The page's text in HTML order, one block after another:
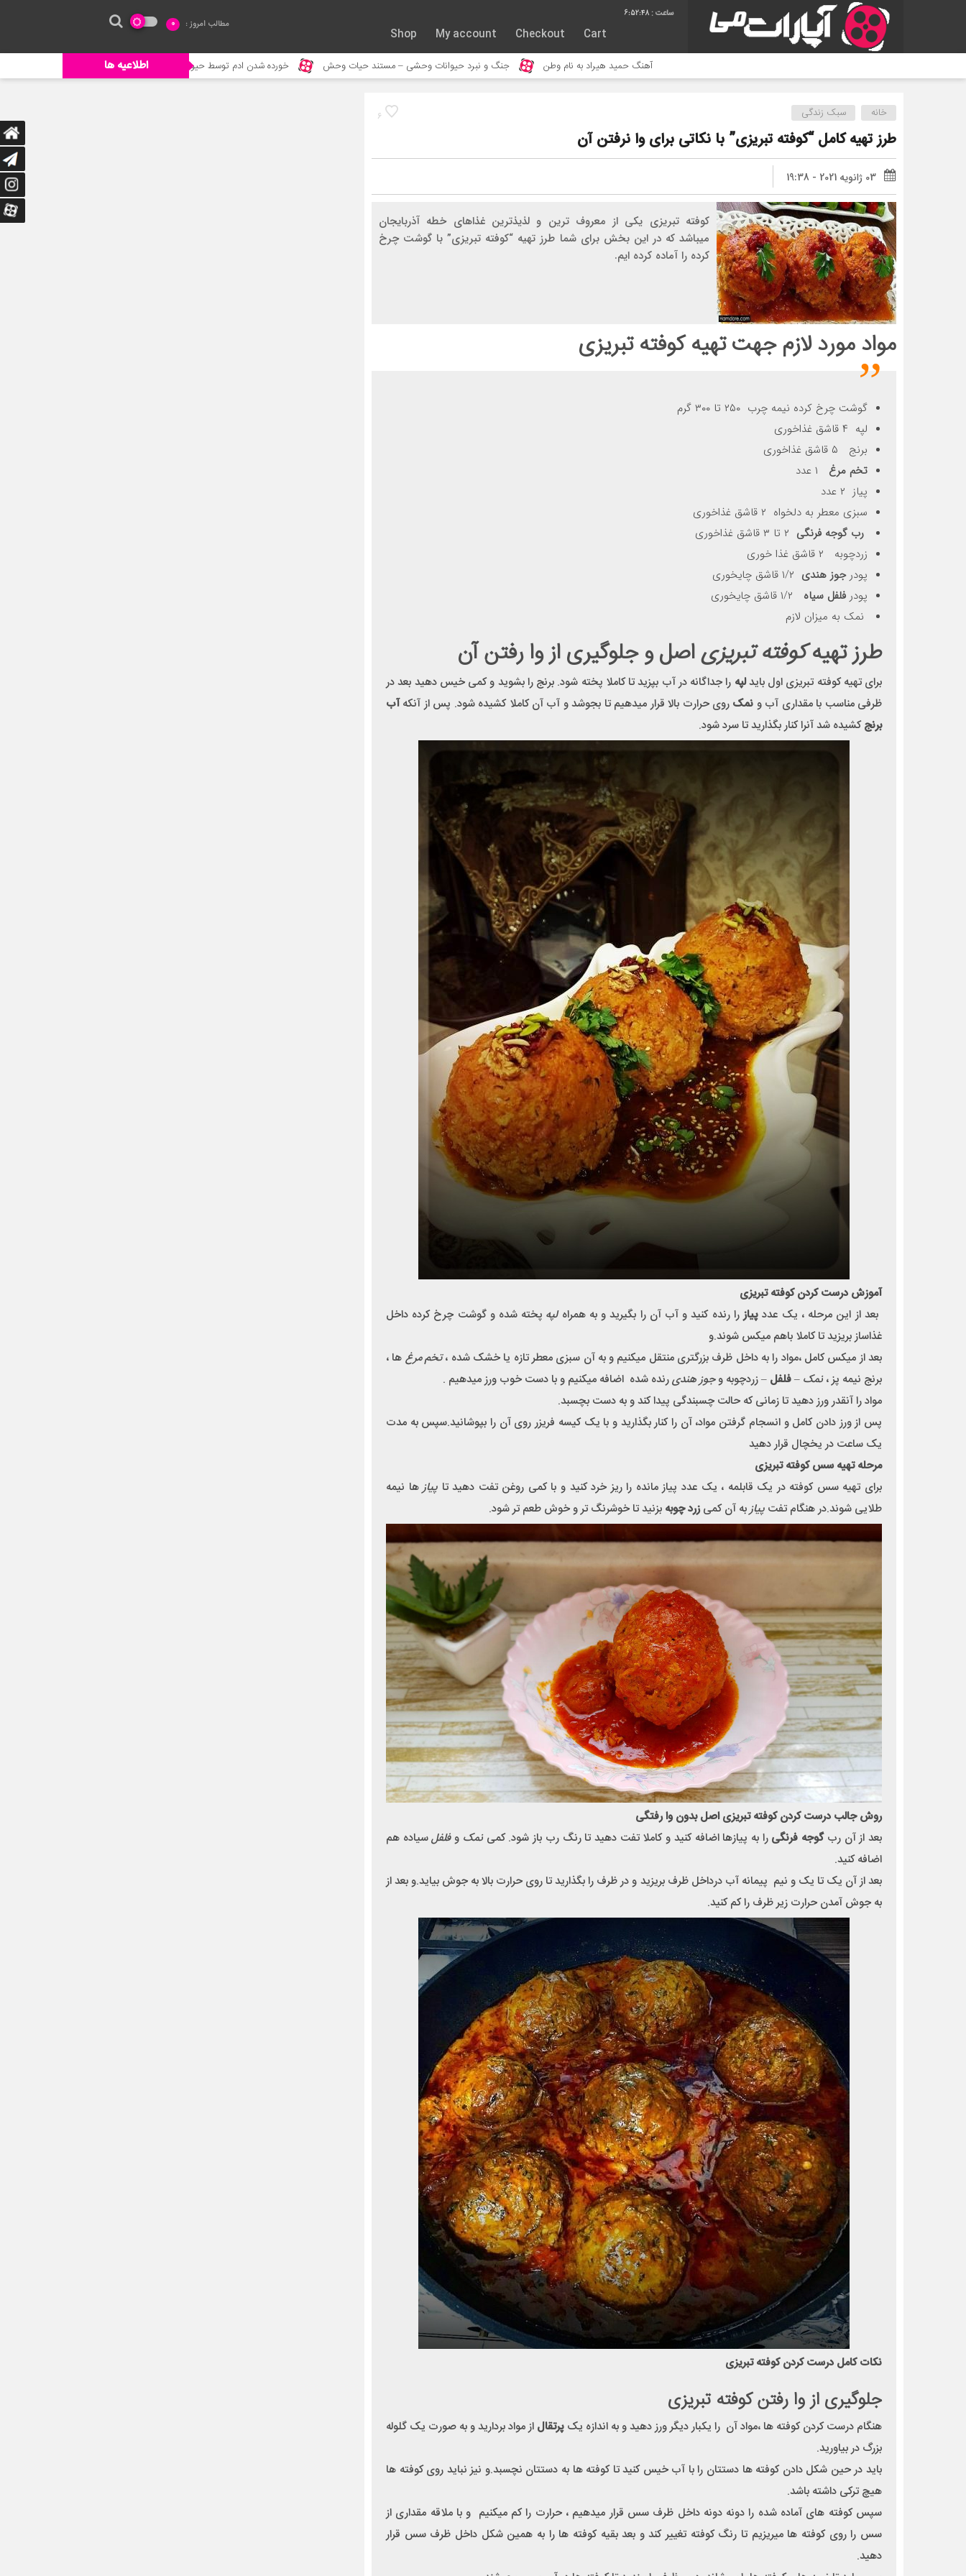
6:52:49
Cart
Checkout
My account
Shop
مطالب امروز : 0
اطلاعیه ها آهنگ حمید هیراد به نام وطن جنگ و نبرد حیوانات وحشی – مستند حیات وحش خورده شدن ادم توسط حیوانات وحشی جنگ حیوانات – حیات وحش جدید – حمله گورخر به
6 خانه سبک زندگی
طرز تهیه کامل “کوفته تبریزی” با نکاتی برای وا نرفتن آن
03 ژانویه 2021 - 19:38
کوفته تبریزی یکی از معروف ترین و لذیذترین غذاهای خطه آذربایجان
میباشد که در این بخش برای شما طرز تهیه “کوفته تبریزی” با گوشت چرخ
کرده را آماده کرده ایم.
مواد مورد لازم جهت تهیهکوفته تبریزی
گوشت چرخ کرده نیمه چرب ۲۵۰ تا ۳۰۰ گرم
لپه ۴ قاشق غذاخوری
برنج ۵ قاشق غذاخوری
تخم مرغ
پیاز ۲ عدد
سبزی معطر به دلخواه ۲ قاشق غذاخوری
رب گوجه فرنگی
زردچوبه ۲ قاشق غذا خوری
پودرجوز هندی
پودر فلفل سیاه
نمک به میزان لازم
طرز تهیهکوفته تبریزیاصل و جلوگیری از وا رفتن آن
برای تهیه کوفته تبریزی اول بایدلپه را جداگانه در آب بپزید تا کاملا پخته شود. برنج را بشوید و کمی خیس دهید بعد در
ظرفی مناسب با مقداری آب و نمک روی حرارت بالا قرار میدهیم تا بجوشد و آب آن کاملا کشیده شود. پس از آنکهآب
برنجکشیده شد آنرا کنار بگذارید تا سرد شود.
آموزش درست کردن کوفته تبریزی
بعد از این مرحله ، یک عدد پیازرا رنده کنید و آب آن را بگیرید و به همراهلپه پخته شده و گوشت چرخ کرده داخل
غذاساز بریزید تا کاملا باهم میکس شوند.و
بعد از میکس کامل ،مواد را به داخل ظرف بزرگتری منتقل میکنیم و به آن سبزی معطر تازه یا خشک شده ،تخم مرغ ها ،
برنج نیمه پز ،نمک –فلفل – زردچوبه وجوز هندیرنده شده اضافه میکنیم و با دست خوب ورز میدهیم .
مواد را آنقدر ورز دهید تا زمانی که حالت چسبندگی پیدا کند و به دست بچسبد.
پس از ورز دادن کامل و انسجام گرفتن مواد، آن را کنار بگذارید و با یک کیسه فریزر روی آن را بپوشانید.سپس به مدت
یک ساعت در یخچال قرار دهید
مرحله تهیه سس کوفته تبریزی
برای تهیه سس کوفته در یک قابلمه ، یک عدد پیاز مانده را ریز خرد کنید و با کمی روغن تفت دهید تا پیازها نیمه
طلایی شوند.در هنگام تفت پیازبه آن کمیزرد چوبه بزنید تا خوشرنگ تر و خوش طعم تر شود.
روش جالب درست کردن کوفته تبریزی اصل بدون وا رفتگی
بعد از آن ربگوجه فرنگی را به پیازها اضافه کنید و کاملا تفت دهید تا رنگ رب باز شود. کمینمک وفلفلسیاده هم
اضافه کنید.
بعد از آن یک تا یک و نیم پیمانه آب درداخل ظرف بریزید و در ظرف را بگذارید تا روی حرارت بالا به جوش بیاید.و بعد از
به جوش آمدن حرارت زیر ظرف را کم کنید.
نکات کامل درست کردن کوفته تبریزی
جلوگیری از وا رفتن کوفته تبریزی
هنگام درست کردن کوفته ها ،مواد آن را یکبار دیگر ورز دهید و به اندازه یک پرتقال از مواد بردارید و به صورت یک گلوله
بزرگ در بیاورید.
باید در حین شکل دادن کوفته ها دستتان را با آب خیس کنید تا کوفته ها به دستتان نچسبد.و نیز نباید روی کوفته ها
هیچ ترکی داشته باشد.
سپس کوفته های آماده شده را دونه دونه داخل ظرف سس قرار میدهیم ، حرارت را کم میکنیم و با ملاقه مقداری از
سس را روی کوفته ها میریزیم تا رنگ کوفته تغییر کند و بعد بقیه کوفته ها را به همین شکل داخل ظرف سس قرار
دهید.